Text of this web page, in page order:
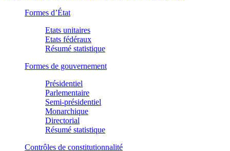
Formes d’État
Etats unitaires
Etats fédéraux
Résumé statistique
Formes de gouvernement
Présidentiel
Parlementaire
Semi-présidentiel
Monarchique
Directorial
Résumé statistique
Contrôles de constitutionnalité